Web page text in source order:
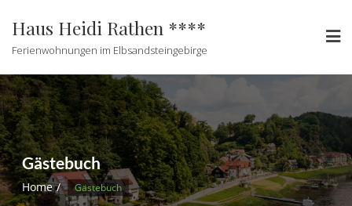
Haus Heidi Rathen ****
Ferienwohnungen im Elbsandsteingebirge
Gästebuch
Home Gästebuch